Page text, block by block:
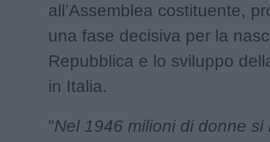
all’Assemblea costituente,
una fase decisiva per la
Repubblica e lo sviluppo
in Italia.
"Nel 1946 milioni di donne si